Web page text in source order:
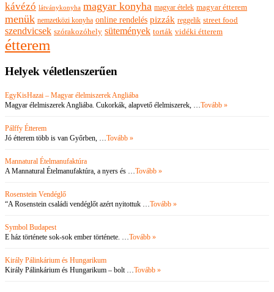
kávézó látványkonyha magyar konyha magyar ételek magyar étterem
menük nemzetközi konyha online rendelés pizzák reggelik street food
szendvicsek szórakozóhely sütemények torták vidéki étterem
étterem
Helyek véletlenszerűen
EgyKisHazai – Magyar élelmiszerek Angliába
Magyar élelmiszerek Angliába. Cukorkák, alapvető élelmiszerek, …Tovább »
Pálffy Étterem
Jó étterem több is van Győrben, …Tovább »
Mannatural Ételmanufaktúra
A Mannatural Ételmanufaktúra, a nyers és …Tovább »
Rosenstein Vendéglő
“A Rosenstein családi vendéglőt azért nyitottuk …Tovább »
Symbol Budapest
E ház története sok-sok ember története. …Tovább »
Király Pálinkárium és Hungarikum
Király Pálinkárium és Hungarikum – bolt …Tovább »